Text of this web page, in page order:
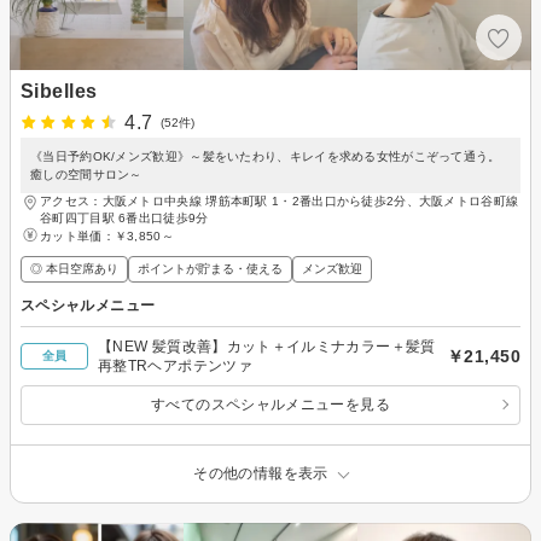
Sibelles
4.7
(52件)
《当日予約OK/メンズ歓迎》～髪をいたわり、キレイを求める女性がこぞって通う。
癒しの空間サロン～
アクセス：大阪メトロ中央線 堺筋本町駅 1・2番出口から徒歩2分、大阪メトロ谷町線
谷町四丁目駅 6番出口徒歩9分
カット単価： ￥3,850～
◎ 本日空席あり ポイントが貯まる・使える メンズ歓迎
スペシャルメニュー
全員
【NEW 髪質改善】カット＋イルミナカラー＋髪質
再整TRヘアポテンツァ
￥21,450
すべてのスペシャルメニューを見る
その他の情報を表示